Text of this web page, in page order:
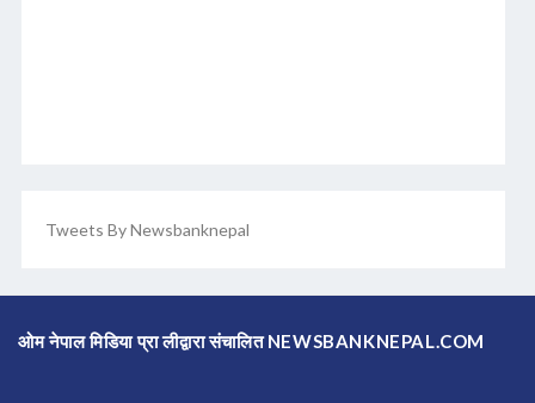
Tweets By Newsbanknepal
ओम नेपाल मिडिया प्रा लीद्वारा संचालित NEWSBANKNEPAL.COM